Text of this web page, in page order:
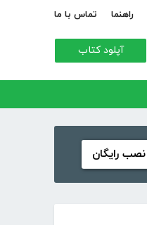
راهنما تماس با ما
آپلود کتاب
نصب رایگان